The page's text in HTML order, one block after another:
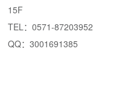
15F
TEL：0571-87203952
QQ：3001691385